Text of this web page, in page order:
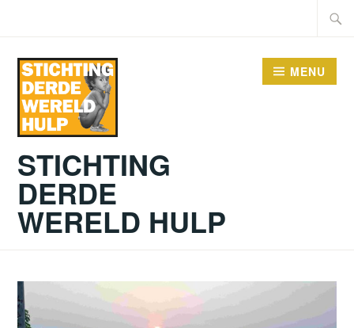
inhoud
STICHTING
DERDE
WERELD HULP
MENU